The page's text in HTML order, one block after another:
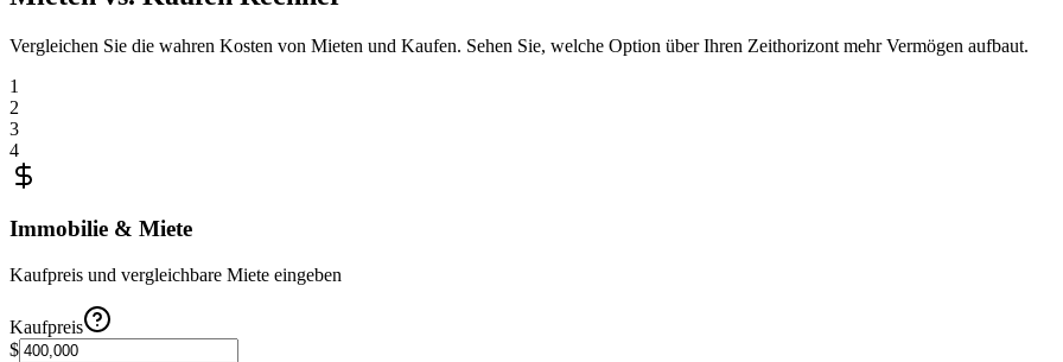
Vergleichen Sie die wahren Kosten von Mieten und Kaufen. Sehen Sie, welche Option über Ihren Zeithorizont mehr Vermögen aufbaut.
1
2
3
4
Immobilie & Miete
Kaufpreis und vergleichbare Miete eingeben
Kaufpreis
$